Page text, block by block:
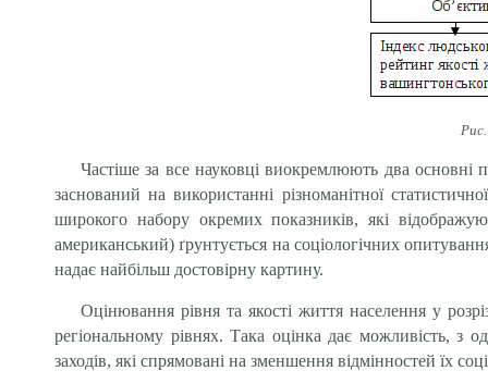
Частіше за все науковці виокремлюють два основні
заснований на використанні різноманітної
широкого набору окремих показників, які
американський) ґрунтується на соціологічних
надає найбільш достовірну картину.
Оцінювання рівня та якості життя населення у
регіональному рівнях. Така оцінка дає можливість, з
заходів, які спрямовані на зменшення відмінностей їх